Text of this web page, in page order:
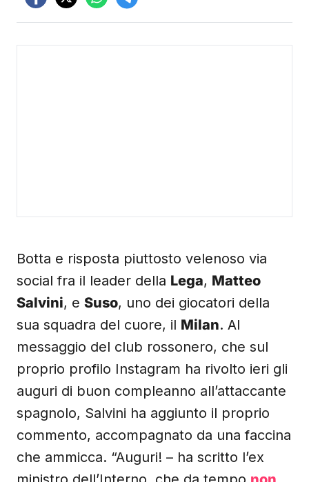
Botta e risposta piuttosto velenoso via
social fra il leader della Lega, Matteo
Salvini, e Suso, uno dei giocatori della
sua squadra del cuore, il Milan. Al
messaggio del club rossonero, che sul
proprio profilo Instagram ha rivolto ieri gli
auguri di buon compleanno all’attaccante
spagnolo, Salvini ha aggiunto il proprio
commento, accompagnato da una faccina
che ammicca. “Auguri! – ha scritto l’ex